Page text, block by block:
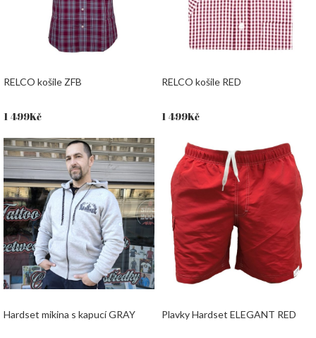
RELCO košile ZFB
1 499Kč
RELCO košile RED
1 499Kč
Hardset mikina s kapucí GRAY Plavky Hardset ELEGANT RED